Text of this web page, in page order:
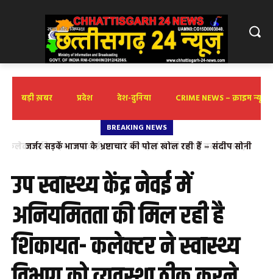
बड़ी ख़बर प्रदेश देश-दुनिया CRIME NEWS – क्राइम न्यूज़
BREAKING NEWS
जर्जर सड़कें भाजपा के भ्रष्टाचार की पोल खोल रही हैं – संदीप सोनी
उप स्वास्थ्य केंद्र नेवई में
अनियमितता की मिल रही है
शिकायत- कलेक्टर ने स्वास्थ्य